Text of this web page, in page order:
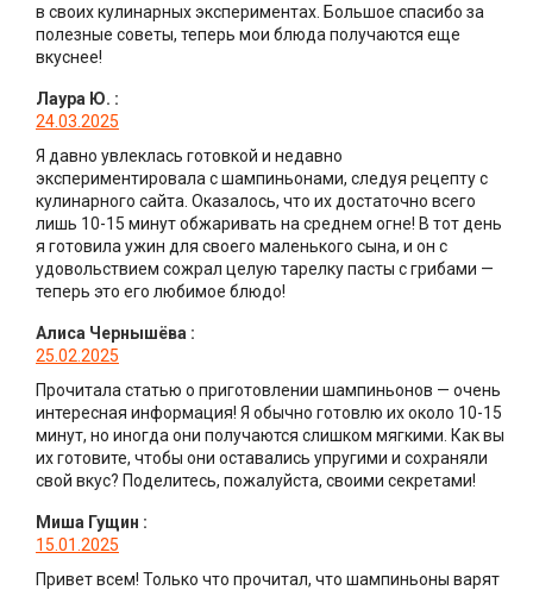
в своих кулинарных экспериментах. Большое спасибо за
полезные советы, теперь мои блюда получаются еще
вкуснее!
Лаура Ю. :
24.03.2025
Я давно увлеклась готовкой и недавно
экспериментировала с шампиньонами, следуя рецепту с
кулинарного сайта. Оказалось, что их достаточно всего
лишь 10-15 минут обжаривать на среднем огне! В тот день
я готовила ужин для своего маленького сына, и он с
удовольствием сожрал целую тарелку пасты с грибами —
теперь это его любимое блюдо!
Алиса Чернышёва :
25.02.2025
Прочитала статью о приготовлении шампиньонов — очень
интересная информация! Я обычно готовлю их около 10-15
минут, но иногда они получаются слишком мягкими. Как вы
их готовите, чтобы они оставались упругими и сохраняли
свой вкус? Поделитесь, пожалуйста, своими секретами!
Миша Гущин :
15.01.2025
Привет всем! Только что прочитал, что шампиньоны варят